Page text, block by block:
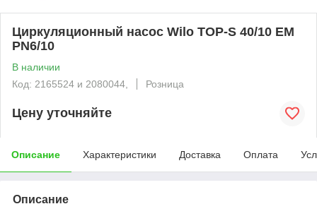
Циркуляционный насос Wilo TOP-S 40/10 EM
PN6/10
В наличии
Код: 2165524 и 2080044,
Розница
Цену уточняйте
Описание Характеристики Доставка Оплата
Описание